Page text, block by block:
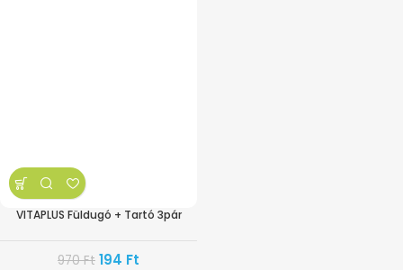
VITAPLUS Füldugó + Tartó 3pár
970Ft 194 Ft